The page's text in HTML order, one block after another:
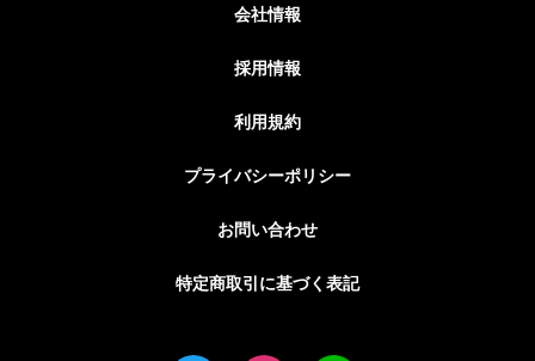
会社情報
採用情報
利用規約
プライバシーポリシー
お問い合わせ
特定商取引に基づく表記